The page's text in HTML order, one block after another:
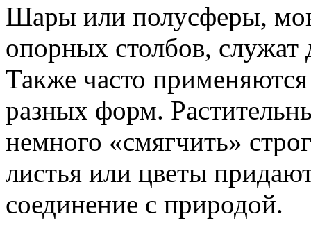
Шары или полусферы,
опорных столбов,
Также часто
разных форм.
немного «смягчить»
листья или цветы
соединение с природой.